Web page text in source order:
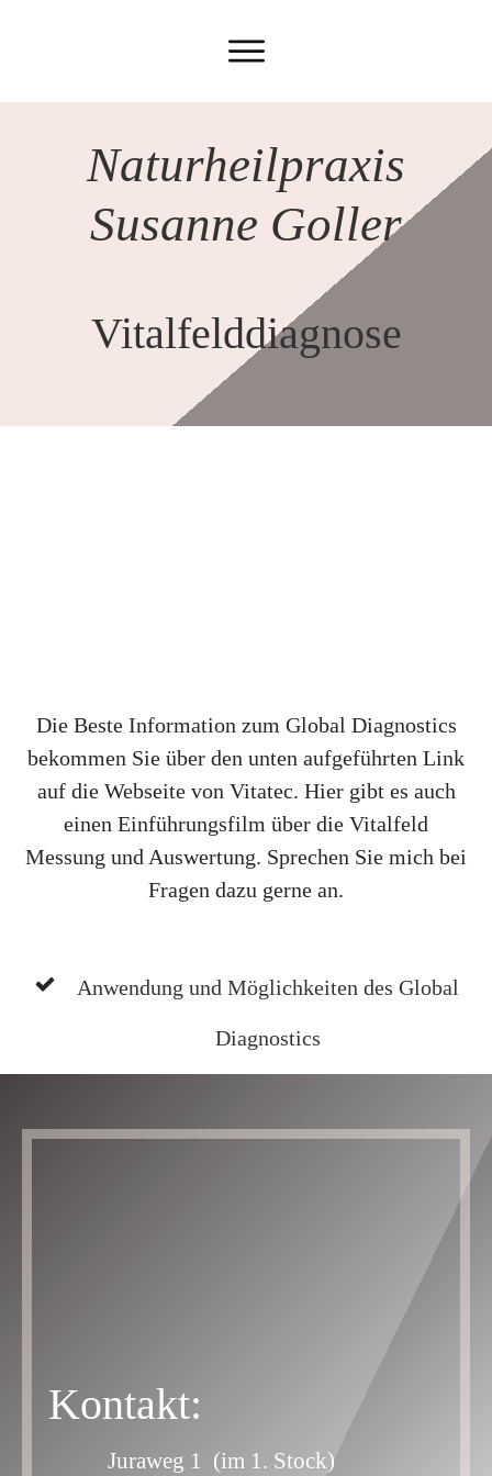
Naturheilpraxis
Susanne Goller
Vitalfelddiagnose
Die Beste Information zum Global Diagnostics
bekommen Sie über den unten aufgeführten Link
auf die Webseite von Vitatec. Hier gibt es auch
einen Einführungsfilm über die Vitalfeld
Messung und Auswertung. Sprechen Sie mich bei
Fragen dazu gerne an.
Anwendung und Möglichkeiten des Global
Diagnostics
Kontakt:
Juraweg 1 (im 1. Stock)